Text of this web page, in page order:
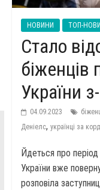
НОВИНИ ТОП-
Стало
біженців
України
04.09.2023
Деніелс, українці за
Йдеться про
України вже
розповіла